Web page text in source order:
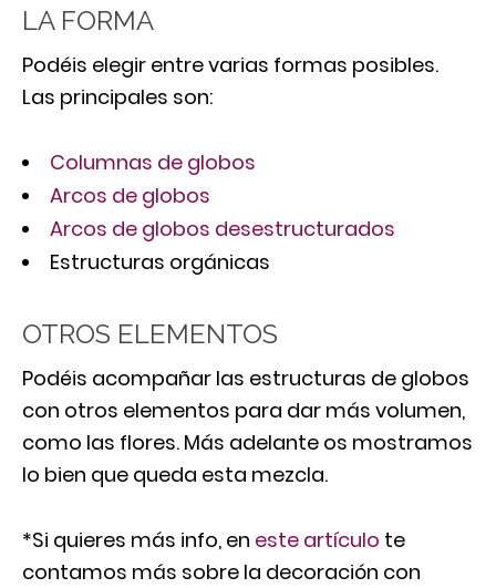
LA FORMA
Podéis elegir entre varias formas posibles.
Las principales son:
Columnas de globos
Arcos de globos
Arcos de globos desestructurados
Estructuras orgánicas
OTROS ELEMENTOS
Podéis acompañar las estructuras de globos
con otros elementos para dar más volumen,
como las flores. Más adelante os mostramos
lo bien que queda esta mezcla.
*Si quieres más info, en este artículo te
contamos más sobre la decoración con